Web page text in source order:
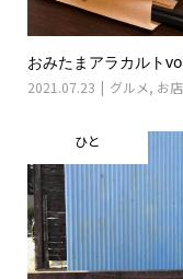
おみたまアラカルト
2021.07.23 グルメ, お店
ひと